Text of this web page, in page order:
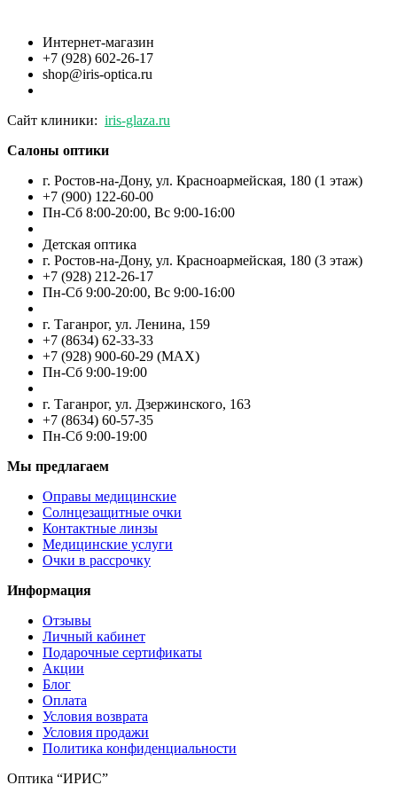
Интернет-магазин
+7 (928) 602-26-17
shop@iris-optica.ru
Сайт клиники: iris-glaza.ru
Салоны оптики
г. Ростов-на-Дону, ул. Красноармейская, 180 (1 этаж)
+7 (900) 122-60-00
Пн-Cб 8:00-20:00, Вс 9:00-16:00
Детская оптика
г. Ростов-на-Дону, ул. Красноармейская, 180 (3 этаж)
+7 (928) 212-26-17
Пн-Cб 9:00-20:00, Вс 9:00-16:00
г. Таганрог, ул. Ленина, 159
+7 (8634) 62-33-33
+7 (928) 900-60-29 (MAX)
Пн-Cб 9:00-19:00
г. Таганрог, ул. Дзержинского, 163
+7 (8634) 60-57-35
Пн-Сб 9:00-19:00
Мы предлагаем
Оправы медицинские
Солнцезащитные очки
Контактные линзы
Медицинские услуги
Очки в рассрочку
Информация
Отзывы
Личный кабинет
Подарочные сертификаты
Акции
Блог
Оплата
Условия возврата
Условия продажи
Политика конфиденциальности
Оптика “ИРИС”